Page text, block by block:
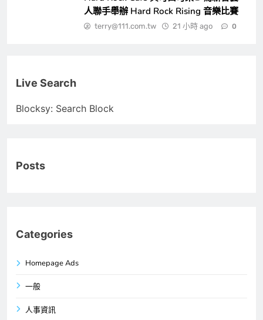
人聯手舉辦 Hard Rock Rising 音樂比賽
terry@111.com.tw 21 小時 ago 0
Live Search
Blocksy: Search Block
Posts
Categories
Homepage Ads
一般
人事資訊